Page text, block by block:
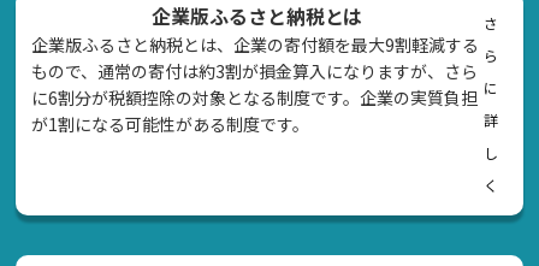
企業版ふるさと納税とは
企業版ふるさと納税とは、企業の寄付額を最大9割軽減する
もので、通常の寄付は約3割が損金算入になりますが、さら
に6割分が税額控除の対象となる制度です。企業の実質負担
が1割になる可能性がある制度です。
さ
ら
に
詳
し
く